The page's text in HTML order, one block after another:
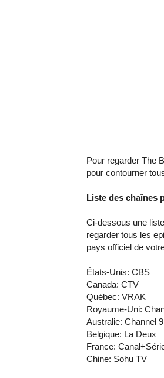
Pour regarder The
pour contourner
Liste des chaînes
Ci-dessous une
regarder tous les
pays officiel de
États-Unis: CBS
Canada: CTV
Québec: VRAK
Royaume-Uni:
Australie: Channel 9
Belgique: La Deux
France:
Chine: Sohu TV